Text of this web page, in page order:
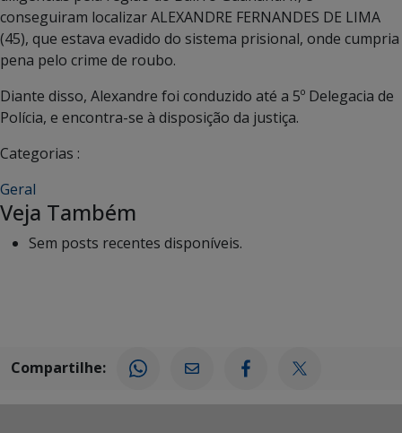
conseguiram localizar ALEXANDRE FERNANDES DE LIMA
(45), que estava evadido do sistema prisional, onde cumpria
pena pelo crime de roubo.
Diante disso, Alexandre foi conduzido até a 5º Delegacia de
Polícia, e encontra-se à disposição da justiça.
Categorias :
Geral
Veja Também
Sem posts recentes disponíveis.
Compartilhe: